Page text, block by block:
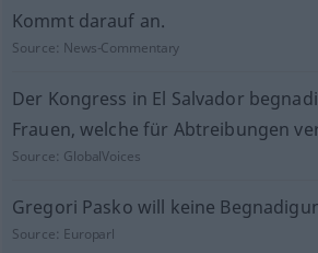
Kommt darauf an.
Source: News-Commentary
Der Kongress in El Salvador
Frauen, welche für Abtreibungen
Source: GlobalVoices
Gregori Pasko will keine
Source: Europarl